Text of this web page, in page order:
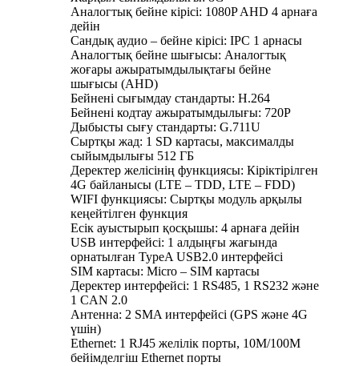
Аналогтық бейне кірісі: 1080P AHD 4 арнаға
дейін
Сандық аудио – бейне кірісі: IPC 1 арнасы
Аналогтық бейне шығысы: Аналогтық
жоғары ажыратымдылықтағы бейне
шығысы (AHD)
Бейнені сығымдау стандарты: H.264
Бейнені кодтау ажыратымдылығы: 720P
Дыбысты сығу стандарты: G.711U
Сыртқы жад: 1 SD картасы, максималды
сыйымдылығы 512 ГБ
Деректер желісінің функциясы: Кіріктірілген
4G байланысы (LTE – TDD, LTE – FDD)
WIFI функциясы: Сыртқы модуль арқылы
кеңейтілген функция
Есік ауыстырып қосқышы: 4 арнаға дейін
USB интерфейсі: 1 алдыңғы жағында
орнатылған TypeA USB2.0 интерфейсі
SIM картасы: Micro – SIM картасы
Деректер интерфейсі: 1 RS485, 1 RS232 және
1 CAN 2.0
Антенна: 2 SMA интерфейсі (GPS және 4G
үшін)
Ethernet: 1 RJ45 желілік порты, 10M/100M
бейімделгіш Ethernet порты